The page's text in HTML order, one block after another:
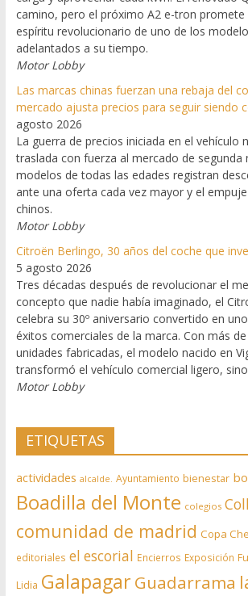
camino, pero el próximo A2 e-tron promete
espíritu revolucionario de uno de los
adelantados a su tiempo.
Motor Lobby
Las marcas chinas fuerzan una rebaja del
mercado ajusta precios para seguir siendo
agosto 2026
La guerra de precios iniciada en el vehículo
traslada con fuerza al mercado de segunda
modelos de todas las edades registran
ante una oferta cada vez mayor y el
chinos.
Motor Lobby
Citroën Berlingo, 30 años del coche que
5 agosto 2026
Tres décadas después de revolucionar el
concepto que nadie había imaginado, el
celebra su 30º aniversario convertido en
éxitos comerciales de la marca. Con más
unidades fabricadas, el modelo nacido en
transformó el vehículo comercial ligero,
Motor Lobby
ETIQUETAS
actividades alcalde. Ayuntamiento bienestar
Boadilla del Monte colegios
comunidad de madrid Copa
editoriales el escorial Encierros Exposición
Lidia Galapagar Guadarrama